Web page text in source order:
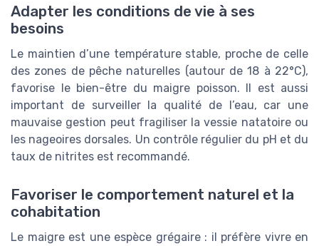
Adapter les conditions de vie à ses
besoins
Le maintien d’une température stable, proche de celle
des zones de pêche naturelles (autour de 18 à 22°C),
favorise le bien-être du maigre poisson. Il est aussi
important de surveiller la qualité de l’eau, car une
mauvaise gestion peut fragiliser la vessie natatoire ou
les nageoires dorsales. Un contrôle régulier du pH et du
taux de nitrites est recommandé.
Favoriser le comportement naturel et la
cohabitation
Le maigre est une espèce grégaire : il préfère vivre en